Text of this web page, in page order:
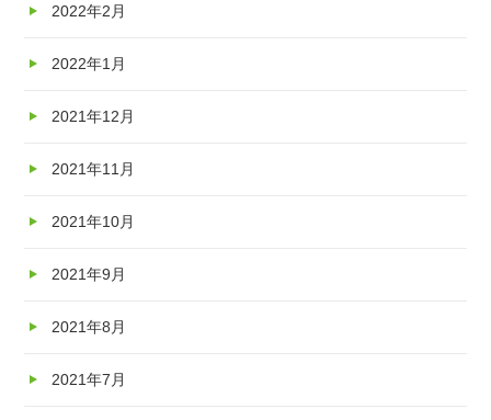
2022年2月
2022年1月
2021年12月
2021年11月
2021年10月
2021年9月
2021年8月
2021年7月